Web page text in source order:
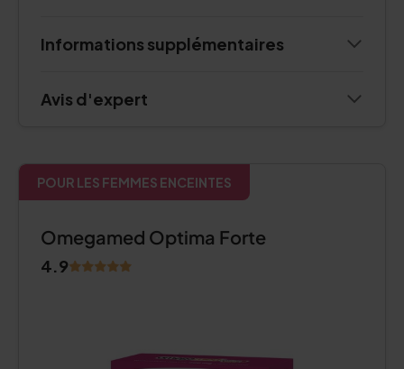
Informations supplémentaires
Avis d'expert
POUR LES FEMMES ENCEINTES
Omegamed Optima Forte
4.9